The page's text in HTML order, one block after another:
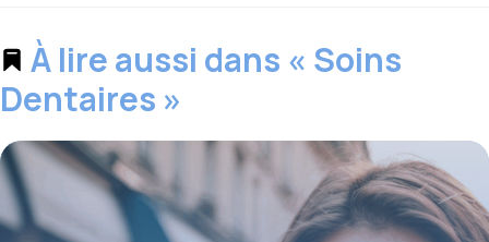
À lire aussi dans « Soins
Dentaires »